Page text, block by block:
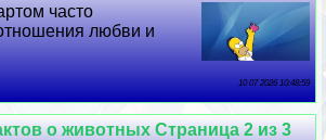
часто
любви и
10 07 2026 10:48:59
о животных Страница 2 из 3